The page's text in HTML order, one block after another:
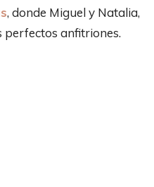
, donde Miguel y Natalia,
perfectos anfitriones.